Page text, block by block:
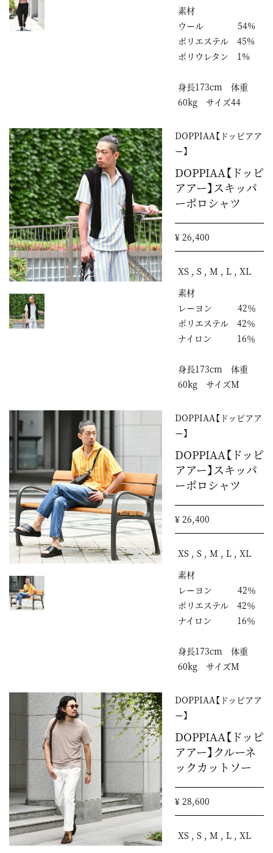
素材
ウール 54%
ポリエステル 45%
ポリウレタン 1%
身長173cm 体重
60kg サイズ44
DOPPIAA【ドッピアア
ー】
DOPPIAA【ドッピ
アアー】スキッパ
ーポロシャツ
¥ 26,400
XS , S , M , L , XL
素材
レーヨン 42％
ポリエステル 42％
ナイロン 16％
身長173cm 体重
60kg サイズM
DOPPIAA【ドッピアア
ー】
DOPPIAA【ドッピ
アアー】スキッパ
ーポロシャツ
¥ 26,400
XS , S , M , L , XL
素材
レーヨン 42％
ポリエステル 42％
ナイロン 16％
身長173cm 体重
60kg サイズM
DOPPIAA【ドッピアア
ー】
DOPPIAA【ドッピ
アアー】クルーネ
ックカットソー
¥ 28,600
XS , S , M , L , XL